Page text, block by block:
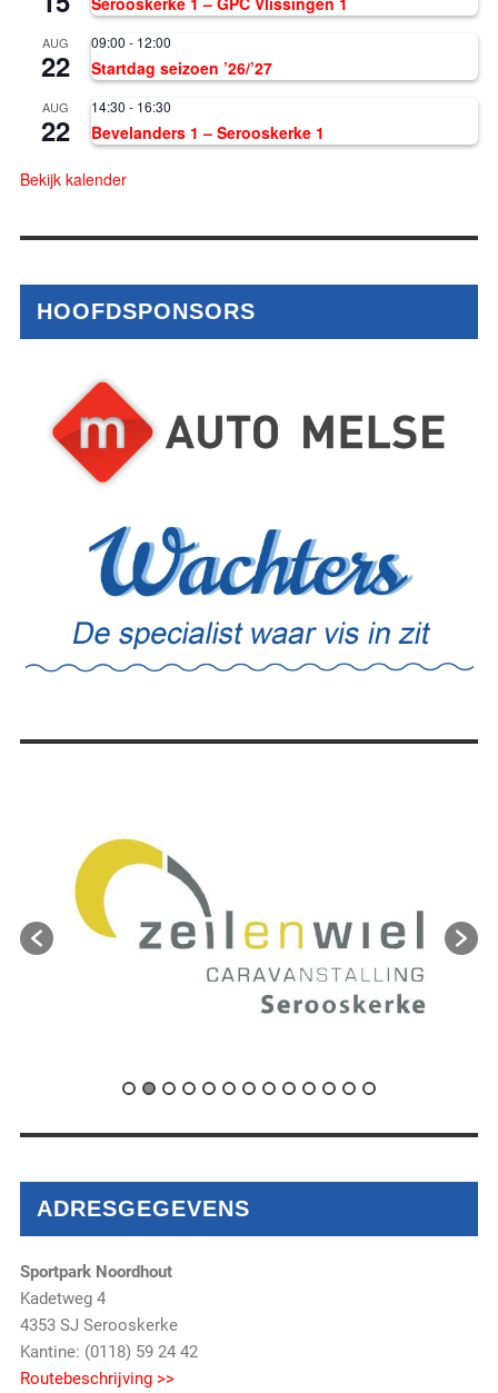
AUG
22
09:00 - 12:00
Startdag seizoen ’26/’27
AUG
22
14:30 - 16:30
Bevelanders 1 – Serooskerke 1
Bekijk kalender
HOOFDSPONSORS
ADRESGEGEVENS
Sportpark Noordhout
Kadetweg 4
4353 SJ Serooskerke
Kantine: (0118) 59 24 42
Routebeschrijving >>